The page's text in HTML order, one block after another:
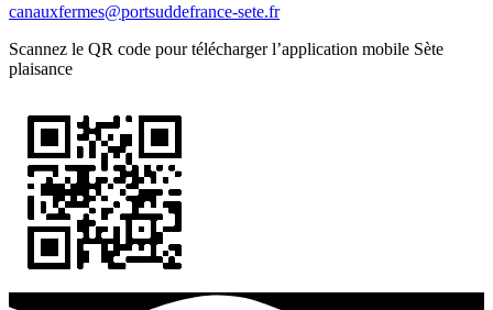
canauxfermes@portsuddefrance-sete.fr
Scannez le QR code pour télécharger l’application mobile Sète
plaisance